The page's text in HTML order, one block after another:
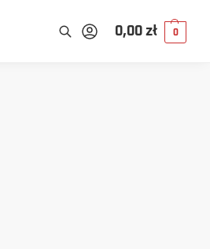
0,00 zł 0